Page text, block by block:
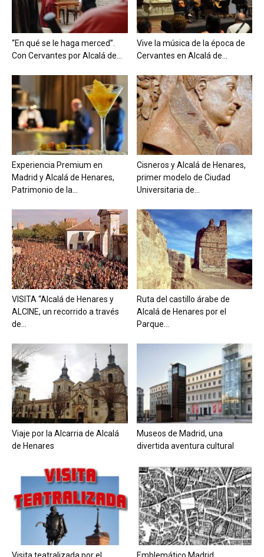
“En qué se le haga merced”.
Con Cervantes por Alcalá de...
Vive la música de la época de
Cervantes en Alcalá de...
Experiencia Premium en
Madrid y Alcalá de Henares,
Patrimonio de la...
Cisneros y Alcalá de Henares,
primer modelo de Ciudad
Universitaria de...
VISITA “Alcalá de Henares y
ALCINE, un recorrido a través
de...
Ruta del castillo árabe de
Alcalá de Henares por el
Parque...
Viaje por la Alcarria de Alcalá
de Henares
Museos de Madrid, una
divertida aventura cultural